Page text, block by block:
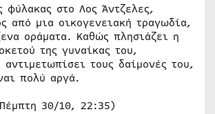
φύλακας στο Λος Άντζελες,
από μια οικογενειακή τραγωδία,
οράματα. Καθώς πλησιάζει η
της γυναίκας του,
τους δαίμονές του,
πολύ αργά.
30/10, 22:35)